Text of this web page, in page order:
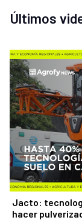
Últimos
Jacto:
hacer